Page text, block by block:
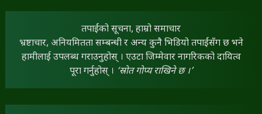
तपाईंको सूचना, हाम्रो समाचार
भ्रष्टाचार, अनियमितता सम्बन्धी र अन्य कुनै भिडियो तपाईंसँग छ भने
हामीलाई उपलब्ध गराउनुहोस् । एउटा जिम्मेवार नागरिकको दायित्व
पूरा गर्नुहोस् । ‘स्रोत गोप्य राखिने छ ।’